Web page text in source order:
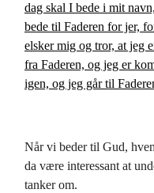
dag skal I bede i mit
bede til Faderen for jer,
elsker mig og tror, at jeg
fra Faderen, og jeg er
igen, og jeg går til
Når vi beder til Gud,
da være interessant at
tanker om.